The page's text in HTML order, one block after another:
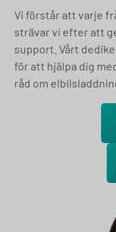
Vi förstår att varje
strävar vi efter att
support. Vårt
för att hjälpa dig
råd om